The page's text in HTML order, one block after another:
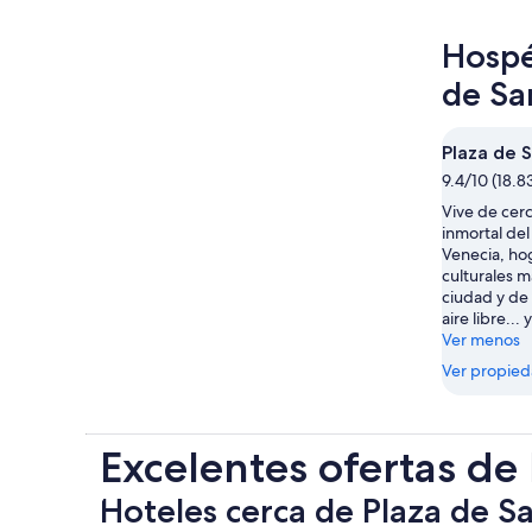
de
Plaza de
9.4/10
Vive de
inmortal
Venecia,
culturales
ciudad y de
aire libre...
Ver menos
Ver
Excelentes ofertas
Hoteles cerca de Plaza de